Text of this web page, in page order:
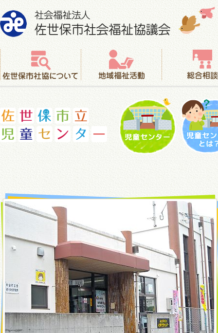
社会福祉法人 佐世保市社会福祉協議会
佐世保市社協について
地域福祉活動 総合相談
佐世保市立児童センター